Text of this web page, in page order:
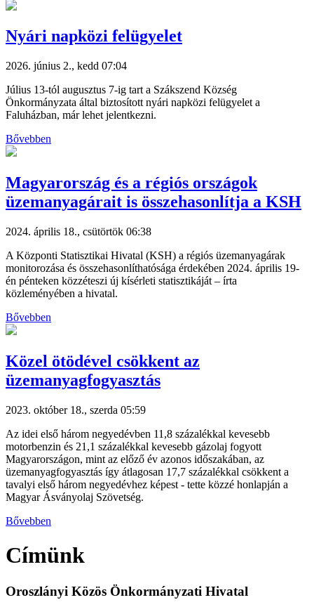
Nyári napközi felügyelet
2026. június 2., kedd 07:04
Július 13-tól augusztus 7-ig tart a Szákszend Község
Önkormányzata által biztosított nyári napközi felügyelet a
Faluházban, már lehet jelentkezni.
Bővebben
Magyarország és a régiós országok
üzemanyagárait is összehasonlítja a KSH
2024. április 18., csütörtök 06:38
A Központi Statisztikai Hivatal (KSH) a régiós üzemanyagárak
monitorozása és összehasonlíthatósága érdekében 2024. április 19-
én pénteken közzéteszi új kísérleti statisztikáját – írta
közleményében a hivatal.
Bővebben
Közel ötödével csökkent az
üzemanyagfogyasztás
2023. október 18., szerda 05:59
Az idei első három negyedévben 11,8 százalékkal kevesebb
motorbenzin és 21,1 százalékkal kevesebb gázolaj fogyott
Magyarországon, mint az előző év azonos időszakában, az
üzemanyagfogyasztás így átlagosan 17,7 százalékkal csökkent a
tavalyi első három negyedévhez képest - tette közzé honlapján a
Magyar Ásványolaj Szövetség.
Bővebben
Címünk
Oroszlányi Közös Önkormányzati Hivatal